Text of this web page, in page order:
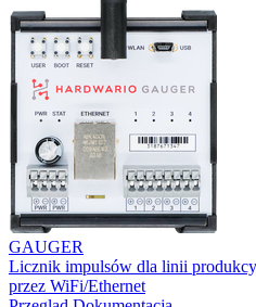
GAUGER
Licznik impulsów dla linii
przez WiFi/Ethernet